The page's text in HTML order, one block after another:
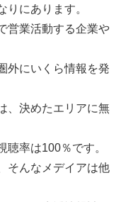
りにあります。
営業活動する企業や
外にいくら情報を発
、決めたエリアに無
聴率は100％です。
そんなメデイアは他